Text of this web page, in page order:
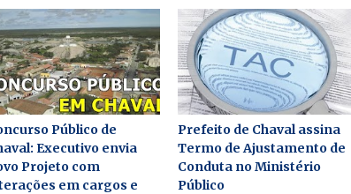
Público de
Executivo envia
Projeto com
em cargos e
Prefeito de Chaval assina
Termo de Ajustamento de
Conduta no Ministério
Público